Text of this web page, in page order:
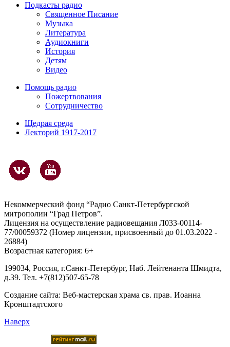
Подкасты радио
Священное Писание
Музыка
Литература
Аудиокниги
История
Детям
Видео
Помощь радио
Пожертвования
Сотрудничество
Щедрая среда
Лекторий 1917-2017
Некоммерческий фонд “Радио Санкт-Петербургской
митрополии “Град Петров”.
Лицензия на осуществление радиовещания Л033-00114-
77/00059372 (Номер лицензии, присвоенный до 01.03.2022 -
26884)
Возрастная категория: 6+
199034, Россия, г.Санкт-Петербург, Наб. Лейтенанта Шмидта,
д.39. Тел. +7(812)507-65-78
Создание сайта: Веб-мастерская храма св. прав. Иоанна
Кронштадтского
Наверх